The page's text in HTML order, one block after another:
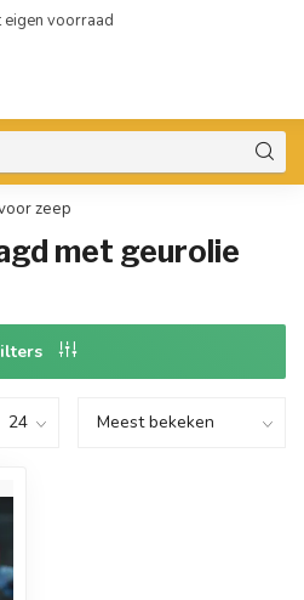
voorraad
zeep
met geurolie